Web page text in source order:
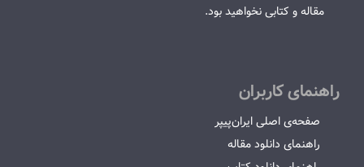
مقاله و کتابی نخواهید بود.
راهنمای کاربران
صفحه‌ی اصلی ایران‌پیپر
راهنمای دانلود مقاله